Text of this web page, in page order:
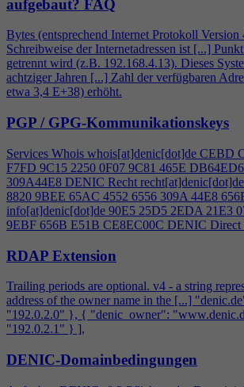
aufgebaut? FAQ
Bytes (entsprechend Internet Protokoll Version
Schreibweise der Internetadressen ist [...]
getrennt wird (z.B. 192.168.4.13). Dieses
achtziger Jahren [...] Zahl der verfügbaren
etwa 3,4 E+38) erhöht.
PGP / GPG-Kommunikationskeys
Services Whois whois[at]denic[dot]de CEBD
F7FD 9C15 2250 0F07 9C81 465E
309A44E8 DENIC Recht
8820 9BEE 65AC 4552 6556 309A 44E8
info[at]denic[dot]de 90E5 25D5 2EDA 21E3
9EBF 656B E51B CE8EC00C DENIC Direct
RDAP Extension
Trailing periods are optional. v4 - a string
address of the owner name in the [...]
"192.0.2.0" }, { "denic_owner":
"192.0.2.1" } ],
DENIC-Domainbedingungen